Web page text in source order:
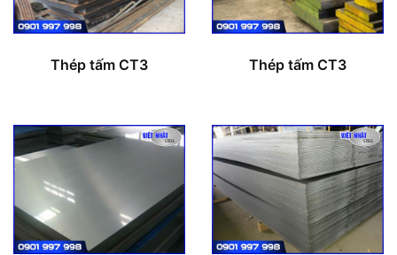
Thép tấm CT3 Thép tấm CT3